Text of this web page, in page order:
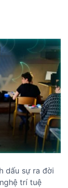
dấu sự ra đời
trí tuệ